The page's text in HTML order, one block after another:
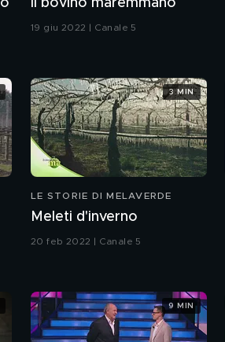
Il bovino maremmano
19 giu 2022 | Canale 5
LE STORIE DI MELAVERDE
Meleti d'inverno
20 feb 2022 | Canale 5
3 MIN
9 MIN